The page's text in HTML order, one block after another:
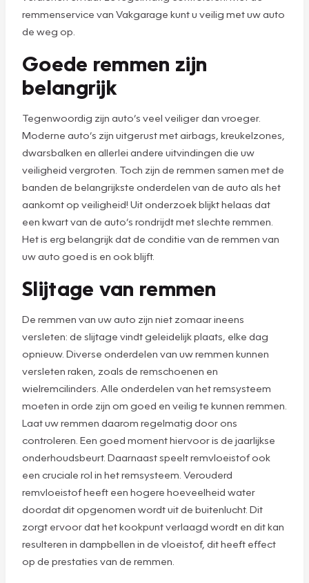
remmenservice van Vakgarage kunt u veilig met uw auto
de weg op.
Goede remmen zijn
belangrijk
Tegenwoordig zijn auto’s veel veiliger dan vroeger.
Moderne auto’s zijn uitgerust met airbags, kreukelzones,
dwarsbalken en allerlei andere uitvindingen die uw
veiligheid vergroten. Toch zijn de remmen samen met de
banden de belangrijkste onderdelen van de auto als het
aankomt op veiligheid! Uit onderzoek blijkt helaas dat
een kwart van de auto’s rondrijdt met slechte remmen.
Het is erg belangrijk dat de conditie van de remmen van
uw auto goed is en ook blijft.
Slijtage van remmen
De remmen van uw auto zijn niet zomaar ineens
versleten: de slijtage vindt geleidelijk plaats, elke dag
opnieuw. Diverse onderdelen van uw remmen kunnen
versleten raken, zoals de remschoenen en
wielremcilinders. Alle onderdelen van het remsysteem
moeten in orde zijn om goed en veilig te kunnen remmen.
Laat uw remmen daarom regelmatig door ons
controleren. Een goed moment hiervoor is de jaarlijkse
onderhoudsbeurt. Daarnaast speelt remvloeistof ook
een cruciale rol in het remsysteem. Verouderd
remvloeistof heeft een hogere hoeveelheid water
doordat dit opgenomen wordt uit de buitenlucht. Dit
zorgt ervoor dat het kookpunt verlaagd wordt en dit kan
resulteren in dampbellen in de vloeistof, dit heeft effect
op de prestaties van de remmen.